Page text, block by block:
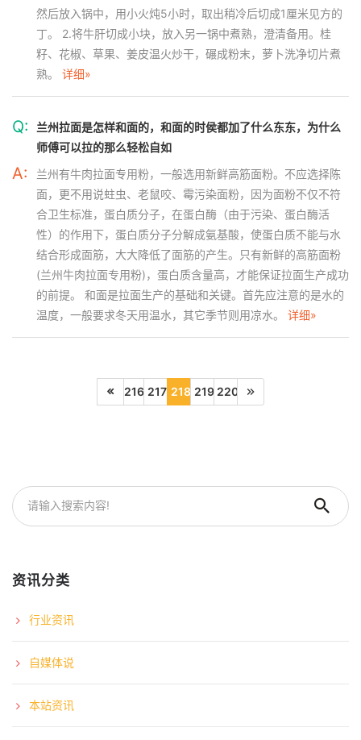
然后放入锅中，用小火炖5小时，取出稍冷后切成1厘米见方的
丁。 2.将牛肝切成小块，放入另一锅中煮熟，澄清备用。桂
籽、花椒、草果、姜皮温火炒干，碾成粉末，萝卜洗净切片煮
熟。 详细»
Q:
兰州拉面是怎样和面的，和面的时侯都加了什么东东，为什么
师傅可以拉的那么轻松自如
A:
兰州有牛肉拉面专用粉，一般选用新鲜高筋面粉。不应选择陈
面，更不用说蛀虫、老鼠咬、霉污染面粉，因为面粉不仅不符
合卫生标准，蛋白质分子，在蛋白酶（由于污染、蛋白酶活
性）的作用下，蛋白质分子分解成氨基酸，使蛋白质不能与水
结合形成面筋，大大降低了面筋的产生。只有新鲜的高筋面粉
(兰州牛肉拉面专用粉)，蛋白质含量高，才能保证拉面生产成功
的前提。 和面是拉面生产的基础和关键。首先应注意的是水的
温度，一般要求冬天用温水，其它季节则用凉水。 详细»
216 217 218 219 220
资讯分类
行业资讯
自媒体说
本站资讯